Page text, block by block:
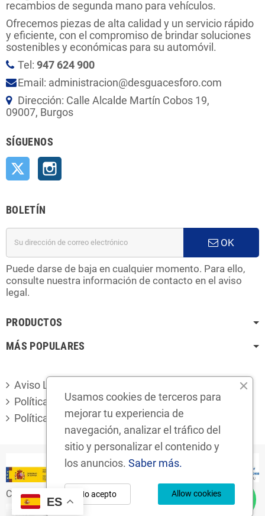
ES
recambios de segunda mano para vehículos.
Ofrecemos piezas de alta calidad y un servicio rápido
y eficiente, con el compromiso de brindar soluciones
sostenibles y económicas para su automóvil.
Tel: 947 624 900
Email: administracion@desguacesforo.com
Dirección: Calle Alcalde Martín Cobos 19,
09007, Burgos
SÍGUENOS
Twitter
BOLETÍN
OK
Puede darse de baja en cualquier momento. Para ello,
consulte nuestra información de contacto en el aviso
legal.
PRODUCTOS
MÁS POPULARES
Aviso Legal
Política de privacidad
Política de cookies
Copyright © 2024 Desguaces Foro S.L.
Usamos cookies de terceros para
mejorar tu experiencia de
navegación, analizar el tráfico del
sitio y personalizar el contenido y
los anuncios. Saber más.
Allow cookies
No acepto